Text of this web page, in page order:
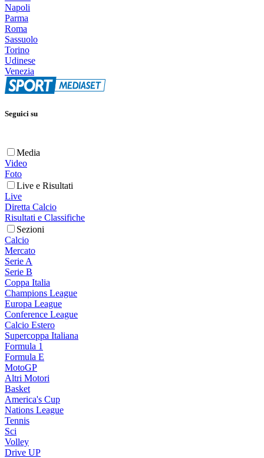
Napoli
Parma
Roma
Sassuolo
Torino
Udinese
Venezia
Seguici su
Media
Video
Foto
Live e Risultati
Live
Diretta Calcio
Risultati e Classifiche
Sezioni
Calcio
Mercato
Serie A
Serie B
Coppa Italia
Champions League
Europa League
Conference League
Calcio Estero
Supercoppa Italiana
Formula 1
Formula E
MotoGP
Altri Motori
Basket
America's Cup
Nations League
Tennis
Sci
Volley
Drive UP